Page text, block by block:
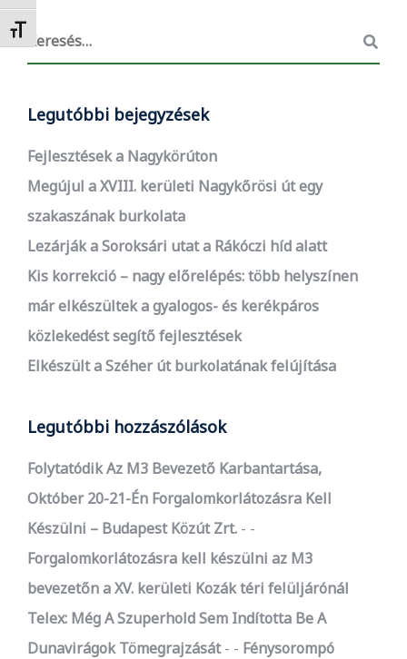
Betűméret váltása
Legutóbbi bejegyzések
Fejlesztések a Nagykörúton
Megújul a XVIII. kerületi Nagykőrösi út egy
szakaszának burkolata
Lezárják a Soroksári utat a Rákóczi híd alatt
Kis korrekció – nagy előrelépés: több helyszínen
már elkészültek a gyalogos- és kerékpáros
közlekedést segítő fejlesztések
Elkészült a Széher út burkolatának felújítása
Legutóbbi hozzászólások
Folytatódik Az M3 Bevezető Karbantartása,
Október 20-21-Én Forgalomkorlátozásra Kell
Készülni – Budapest Közút Zrt.
-
Forgalomkorlátozásra kell készülni az M3
bevezetőn a XV. kerületi Kozák téri felüljárónál
Telex: Még A Szuperhold Sem Indította Be A
Dunavirágok Tömegrajzását
- Fénysorompó